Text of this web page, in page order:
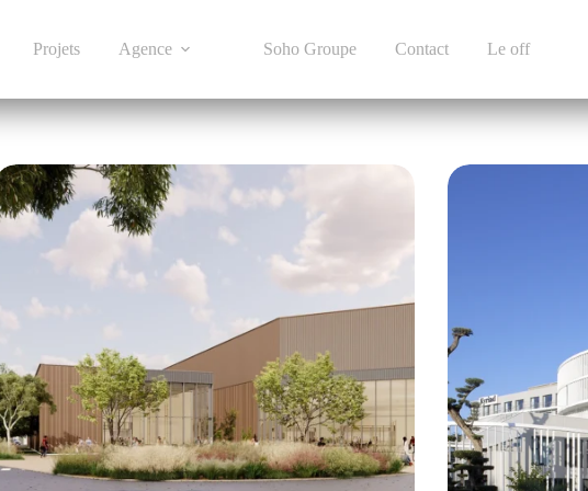
Projets Agence Soho Groupe Contact Le off